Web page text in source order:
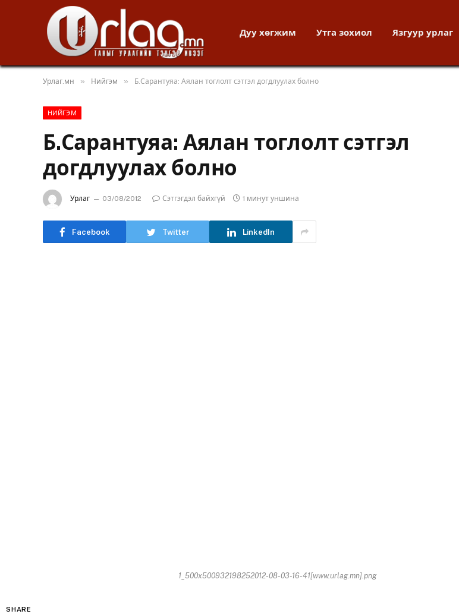
Дуу хөгжим Утга зохиол Язгуур урлаг
Урлаг.мн » Нийгэм » Б.Сарантуяа: Аялан тоглолт сэтгэл догдлуулах болно
НИЙГЭМ
Б.Сарантуяа: Аялан тоглолт сэтгэл
догдлуулах болно
Урлаг 03/08/2012 Сэтгэгдэл байхгүй 1 минут уншина
Facebook Twitter LinkedIn
1_500x500932198252012-08-03-16-41[www.urlag.mn].png
SHARE